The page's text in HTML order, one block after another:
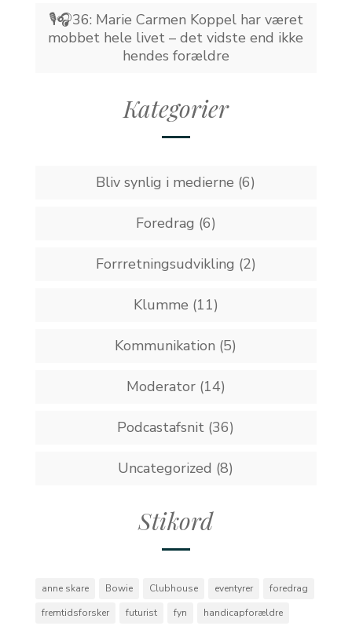
🎙️🎧36: Marie Carmen Koppel har været
mobbet hele livet – det vidste end ikke
hendes forældre
Kategorier
Bliv synlig i medierne (6)
Foredrag (6)
Forrretningsudvikling (2)
Klumme (11)
Kommunikation (5)
Moderator(14)
Podcastafsnit (36)
Uncategorized (8)
Stikord
anne skare Bowie Clubhouse eventyrer
foredrag
fremtidsforsker
futurist fyn
handicapforældre